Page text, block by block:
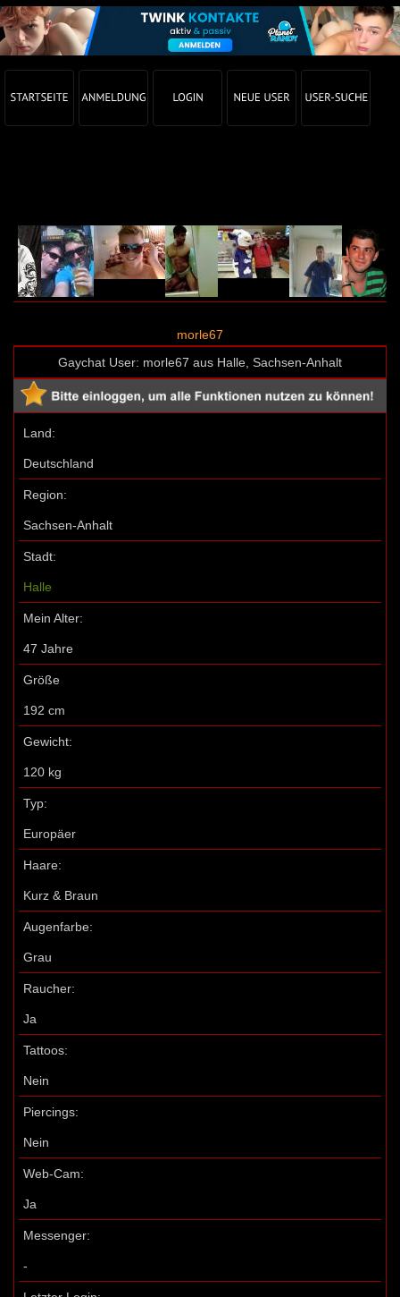
morle67
Gaychat User: morle67 aus Halle, Sachsen-Anhalt
Land:
Deutschland
Region:
Sachsen-Anhalt
Stadt:
Halle
Mein Alter:
47 Jahre
Größe
192 cm
Gewicht:
120 kg
Typ:
Europäer
Haare:
Kurz & Braun
Augenfarbe:
Grau
Raucher:
Ja
Tattoos:
Nein
Piercings:
Nein
Web-Cam:
Ja
Messenger:
-